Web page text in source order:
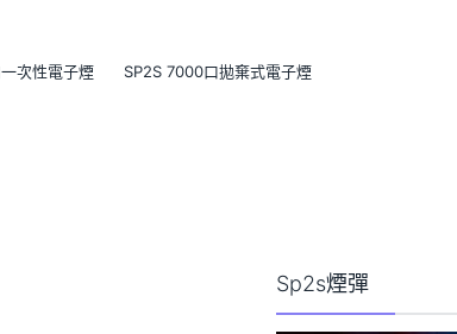
次性電子煙 SP2S 7000口拋棄式電子煙
Sp2s煙彈